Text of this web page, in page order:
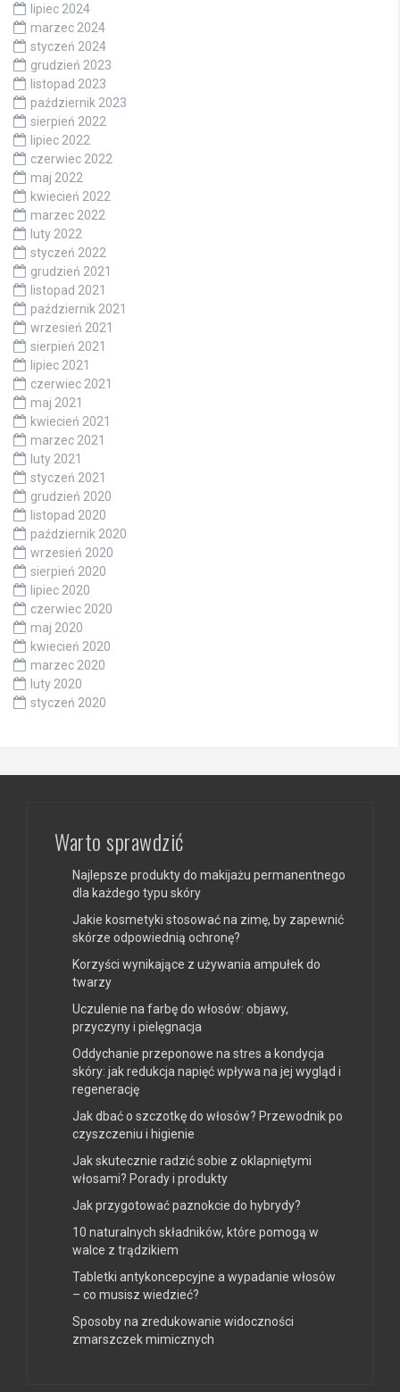
lipiec 2024
marzec 2024
styczeń 2024
grudzień 2023
listopad 2023
październik 2023
sierpień 2022
lipiec 2022
czerwiec 2022
maj 2022
kwiecień 2022
marzec 2022
luty 2022
styczeń 2022
grudzień 2021
listopad 2021
październik 2021
wrzesień 2021
sierpień 2021
lipiec 2021
czerwiec 2021
maj 2021
kwiecień 2021
marzec 2021
luty 2021
styczeń 2021
grudzień 2020
listopad 2020
październik 2020
wrzesień 2020
sierpień 2020
lipiec 2020
czerwiec 2020
maj 2020
kwiecień 2020
marzec 2020
luty 2020
styczeń 2020
Warto sprawdzić
Najlepsze produkty do makijażu permanentnego
dla każdego typu skóry
Jakie kosmetyki stosować na zimę, by zapewnić
skórze odpowiednią ochronę?
Korzyści wynikające z używania ampułek do
twarzy
Uczulenie na farbę do włosów: objawy,
przyczyny i pielęgnacja
Oddychanie przeponowe na stres a kondycja
skóry: jak redukcja napięć wpływa na jej wygląd i
regenerację
Jak dbać o szczotkę do włosów? Przewodnik po
czyszczeniu i higienie
Jak skutecznie radzić sobie z oklapniętymi
włosami? Porady i produkty
Jak przygotować paznokcie do hybrydy?
10 naturalnych składników, które pomogą w
walce z trądzikiem
Tabletki antykoncepcyjne a wypadanie włosów
– co musisz wiedzieć?
Sposoby na zredukowanie widoczności
zmarszczek mimicznych